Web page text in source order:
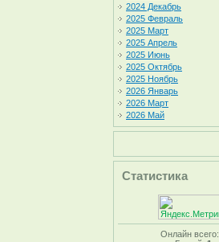
2024 Декабрь
2025 Февраль
2025 Март
2025 Апрель
2025 Июнь
2025 Октябрь
2025 Ноябрь
2026 Январь
2026 Март
2026 Май
Статистика
Онлайн всего: